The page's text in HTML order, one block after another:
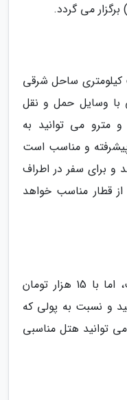
برگزار می گردد.
کیلومتری ساحل شرقی
با وسایل حمل و نقل
مترو می توانید به
پیشرفته و مناسب است
و برای سفر در اطراف
قطار مناسب خواهد
زندگی در سنگاپور تقریبا گران است، اما با 15 هزار تومان
و نسبت به پولی که
هزار تومان می توانید هتل مناسبی